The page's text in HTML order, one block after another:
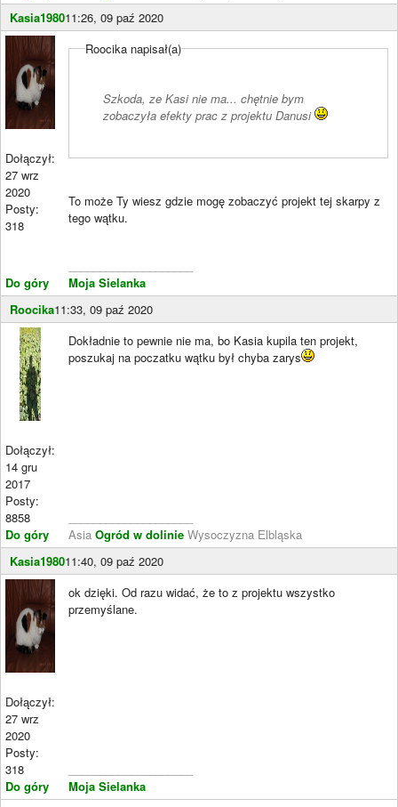
Kasia198011:26, 09 paź 2020
Dołączył:
27 wrz
2020
Posty:
318
Do góry
Roocika napisał(a)
Szkoda, ze Kasi nie ma... chętnie bym
zobaczyła efekty prac z projektu Danusi
To może Ty wiesz gdzie mogę zobaczyć projekt tej skarpy z
tego wątku.
Moja Sielanka
Roocika11:33, 09 paź 2020
Dołączył:
14 gru
2017
Posty:
8858
Do góry
Dokładnie to pewnie nie ma, bo Kasia kupila ten projekt,
poszukaj na poczatku wątku był chyba zarys
Asia Ogród w dolinie Wysoczyzna Elbląska
Kasia198011:40, 09 paź 2020
Dołączył:
27 wrz
2020
Posty:
318
Do góry
ok dzięki. Od razu widać, że to z projektu wszystko
przemyślane.
Moja Sielanka